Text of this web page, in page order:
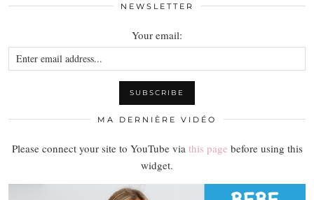
NEWSLETTER
Your email:
MA DERNIÈRE VIDÉO
Please connect your site to YouTube via this page before using this
widget.